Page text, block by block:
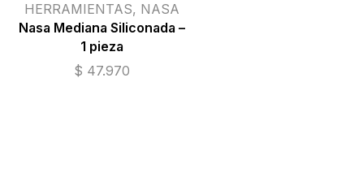
HERRAMIENTAS, NASA
Nasa Mediana Siliconada –
1 pieza
$ 47.970